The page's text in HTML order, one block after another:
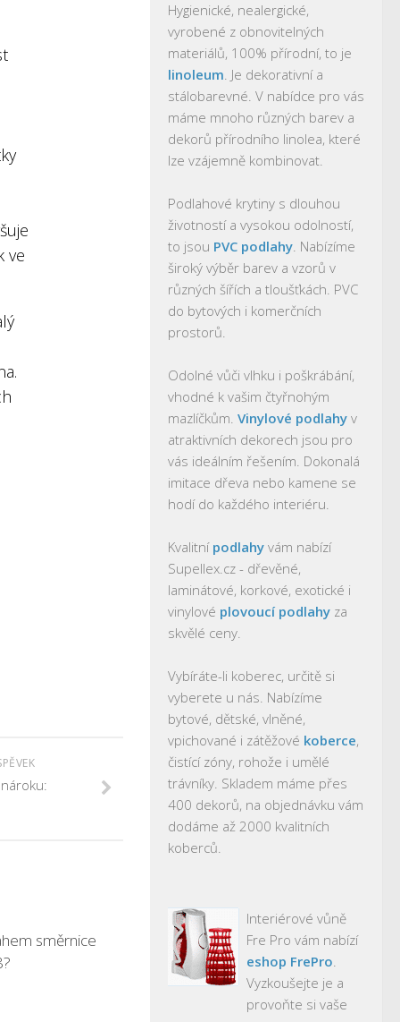
ve
směrnice
Hygienické, nealergické,
vyrobené z obnovitelných
materiálů, 100% přírodní, to je
linoleum. Je dekorativní a
stálobarevné. V nabídce pro vás
máme mnoho různých barev a
dekorů přírodního linolea, které
lze vzájemně kombinovat.
Podlahové krytiny s dlouhou
životností a vysokou odolností,
to jsou PVC podlahy. Nabízíme
široký výběr barev a vzorů v
různých šířích a tloušťkách. PVC
do bytových i komerčních
prostorů.
Odolné vůči vlhku i poškrábání,
vhodné k vašim čtyřnohým
mazlíčkům. Vinylové podlahy v
atraktivních dekorech jsou pro
vás ideálním řešením. Dokonalá
imitace dřeva nebo kamene se
hodí do každého interiéru.
Kvalitní podlahy vám nabízí
Supellex.cz - dřevěné,
laminátové, korkové, exotické i
vinylové plovoucí podlahy za
skvělé ceny.
Vybíráte-li koberec, určitě si
vyberete u nás. Nabízíme
bytové, dětské, vlněné,
vpichované i zátěžové koberce,
čistící zóny, rohože i umělé
trávníky. Skladem máme přes
400 dekorů, na objednávku vám
dodáme až 2000 kvalitních
koberců.
Interiérové vůně
Fre Pro vám nabízí
eshop FrePro.
Vyzkoušejte je a
provoňte si vaše